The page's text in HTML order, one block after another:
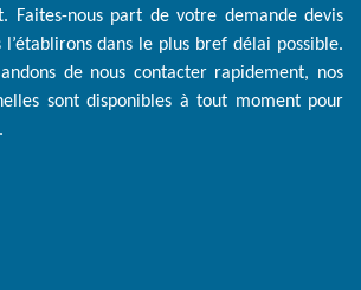
Faites-nous part de votre demande devis
dans le plus bref délai possible.
de nous contacter rapidement, nos
sont disponibles à tout moment pour